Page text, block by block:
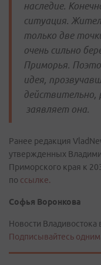
наследие.
ситуация.
только две
очень сильно
Приморья.
идея,
действительно,
заявляет она.
Ранее редакция
утвержденных
Приморского края к
по ссылке.
Софья Воронкова
Новости Владивостока
Подписывайтесь